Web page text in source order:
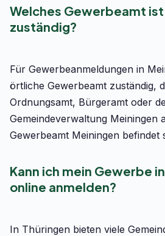
Welches Gewerbeamt
zuständig?
Für Gewerbeanmeldungen in
örtliche Gewerbeamt zuständig,
Ordnungsamt, Bürgeramt oder
Gemeindeverwaltung Meiningen
Gewerbeamt Meiningen befindet
Kann ich mein Gewerbe
online anmelden?
In Thüringen bieten viele